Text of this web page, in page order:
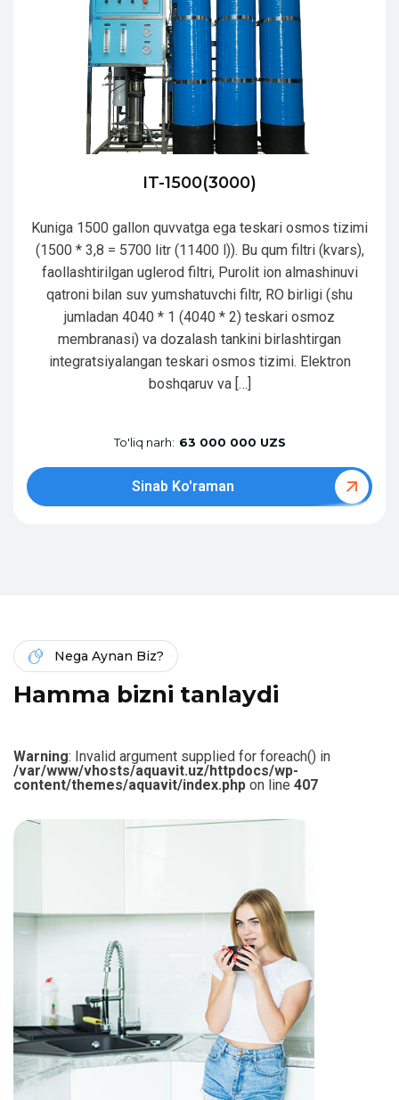
IT-1500(3000)
Kuniga 1500 gallon quvvatga ega teskari osmos tizimi
(1500 * 3,8 = 5700 litr (11400 l)). Bu qum filtri (kvars),
faollashtirilgan uglerod filtri, Purolit ion almashinuvi
qatroni bilan suv yumshatuvchi filtr, RO birligi (shu
jumladan 4040 * 1 (4040 * 2) teskari osmoz
membranasi) va dozalash tankini birlashtirgan
integratsiyalangan teskari osmos tizimi. Elektron
boshqaruv va […]
To'liq narh: 63 000 000 UZS
Sinab Ko'raman
Nega Aynan Biz?
Hamma bizni tanlaydi
Warning: Invalid argument supplied for foreach() in
/var/www/vhosts/aquavit.uz/httpdocs/wp-
content/themes/aquavit/index.php on line 407